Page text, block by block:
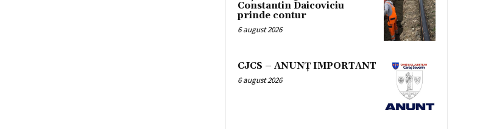
Constantin Daicoviciu
prinde contur
6 august 2026
CJCS – ANUNȚ IMPORTANT
6 august 2026